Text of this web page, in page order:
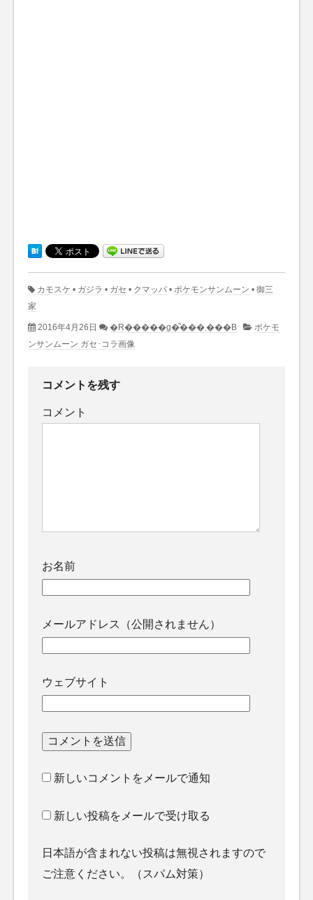
カモスケ • ガジラ • ガセ • クマッパ • ポケモンサンムーン • 御三
家
2016年4月26日 �R�����g�͂���܂���B
ポケモ
ンサンムーン ガセ･コラ画像
コメントを残す
コメント
お名前
メールアドレス（公開されません）
ウェブサイト
新しいコメントをメールで通知
新しい投稿をメールで受け取る
日本語が含まれない投稿は無視されますので
ご注意ください。（スパム対策）